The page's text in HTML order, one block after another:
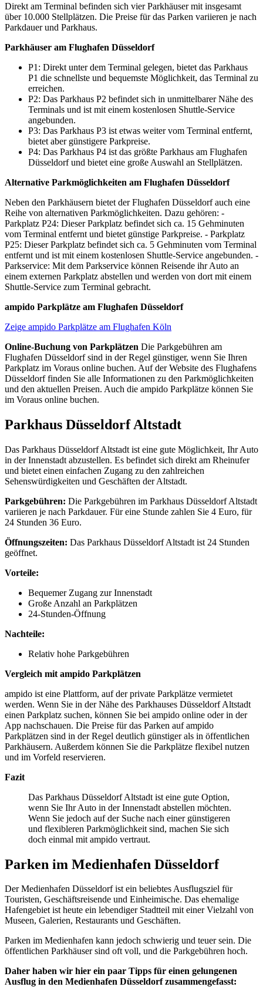
Direkt am Terminal befinden sich vier Parkhäuser mit insgesamt
über 10.000 Stellplätzen. Die Preise für das Parken variieren je nach
Parkdauer und Parkhaus.
Parkhäuser am Flughafen Düsseldorf
P1: Direkt unter dem Terminal gelegen, bietet das Parkhaus
P1 die schnellste und bequemste Möglichkeit, das Terminal zu
erreichen.
P2: Das Parkhaus P2 befindet sich in unmittelbarer Nähe des
Terminals und ist mit einem kostenlosen Shuttle-Service
angebunden.
P3: Das Parkhaus P3 ist etwas weiter vom Terminal entfernt,
bietet aber günstigere Parkpreise.
P4: Das Parkhaus P4 ist das größte Parkhaus am Flughafen
Düsseldorf und bietet eine große Auswahl an Stellplätzen.
Alternative Parkmöglichkeiten am Flughafen Düsseldorf
Neben den Parkhäusern bietet der Flughafen Düsseldorf auch eine
Reihe von alternativen Parkmöglichkeiten. Dazu gehören: -
Parkplatz P24: Dieser Parkplatz befindet sich ca. 15 Gehminuten
vom Terminal entfernt und bietet günstige Parkpreise. - Parkplatz
P25: Dieser Parkplatz befindet sich ca. 5 Gehminuten vom Terminal
entfernt und ist mit einem kostenlosen Shuttle-Service angebunden. -
Parkservice: Mit dem Parkservice können Reisende ihr Auto an
einem externen Parkplatz abstellen und werden von dort mit einem
Shuttle-Service zum Terminal gebracht.
ampido Parkplätze am Flughafen Düsseldorf
Zeige ampido Parkplätze am Flughafen Köln
Online-Buchung von Parkplätzen Die Parkgebühren am
Flughafen Düsseldorf sind in der Regel günstiger, wenn Sie Ihren
Parkplatz im Voraus online buchen. Auf der Website des Flughafens
Düsseldorf finden Sie alle Informationen zu den Parkmöglichkeiten
und den aktuellen Preisen. Auch die ampido Parkplätze können Sie
im Voraus online buchen.
Parkhaus Düsseldorf Altstadt
Das Parkhaus Düsseldorf Altstadt ist eine gute Möglichkeit, Ihr Auto
in der Innenstadt abzustellen. Es befindet sich direkt am Rheinufer
und bietet einen einfachen Zugang zu den zahlreichen
Sehenswürdigkeiten und Geschäften der Altstadt.
Parkgebühren: Die Parkgebühren im Parkhaus Düsseldorf Altstadt
variieren je nach Parkdauer. Für eine Stunde zahlen Sie 4 Euro, für
24 Stunden 36 Euro.
Öffnungszeiten: Das Parkhaus Düsseldorf Altstadt ist 24 Stunden
geöffnet.
Vorteile:
Bequemer Zugang zur Innenstadt
Große Anzahl an Parkplätzen
24-Stunden-Öffnung
Nachteile:
Relativ hohe Parkgebühren
Vergleich mit ampido Parkplätzen
ampido ist eine Plattform, auf der private Parkplätze vermietet
werden. Wenn Sie in der Nähe des Parkhauses Düsseldorf Altstadt
einen Parkplatz suchen, können Sie bei ampido online oder in der
App nachschauen. Die Preise für das Parken auf ampido
Parkplätzen sind in der Regel deutlich günstiger als in öffentlichen
Parkhäusern. Außerdem können Sie die Parkplätze flexibel nutzen
und im Vorfeld reservieren.
Fazit
Das Parkhaus Düsseldorf Altstadt ist eine gute Option,
wenn Sie Ihr Auto in der Innenstadt abstellen möchten.
Wenn Sie jedoch auf der Suche nach einer günstigeren
und flexibleren Parkmöglichkeit sind, machen Sie sich
doch einmal mit ampido vertraut.
Parken im Medienhafen Düsseldorf
Der Medienhafen Düsseldorf ist ein beliebtes Ausflugsziel für
Touristen, Geschäftsreisende und Einheimische. Das ehemalige
Hafengebiet ist heute ein lebendiger Stadtteil mit einer Vielzahl von
Museen, Galerien, Restaurants und Geschäften.
Parken im Medienhafen kann jedoch schwierig und teuer sein. Die
öffentlichen Parkhäuser sind oft voll, und die Parkgebühren hoch.
Daher haben wir hier ein paar Tipps für einen gelungenen
Ausflug in den Medienhafen Düsseldorf zusammengefasst: